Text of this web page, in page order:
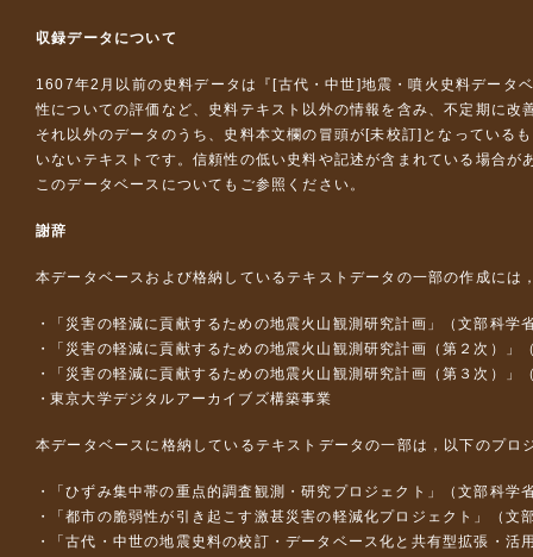
収録データについて
1607年2月以前の史料データは『 [古代・中世]地震・噴火史料データ
性についての評価など、史料テキスト以外の情報を含み、不定期に改
それ以外のデータのうち、史料本文欄の冒頭が[未校訂]となっている
いないテキストです。信頼性の低い史料や記述が含まれている場合が
このデータベースについて もご参照ください。
謝辞
本データベースおよび格納しているテキストデータの一部の作成には
「災害の軽減に貢献するための地震火山観測研究計画」（文部科学
「災害の軽減に貢献するための地震火山観測研究計画（第２次）」
「災害の軽減に貢献するための地震火山観測研究計画（第３次）」
東京大学デジタルアーカイブズ構築事業
本データベースに格納しているテキストデータの一部は，以下のプロ
「ひずみ集中帯の重点的調査観測・研究プロジェクト」（文部科
「都市の脆弱性が引き起こす激甚災害の軽減化プロジェクト」（
「古代・中世の地震史料の校訂・データベース化と共有型拡張・